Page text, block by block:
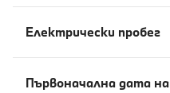
Eлектрически пробег
Първоначална дата на